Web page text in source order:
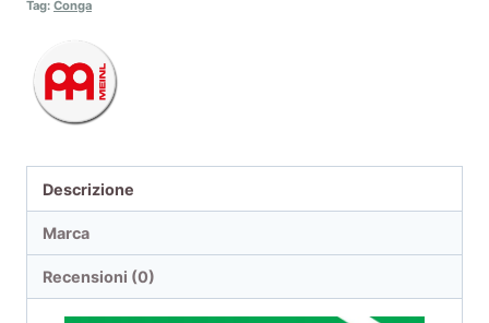
Tag: Conga
Descrizione
Marca
Recensioni (0)